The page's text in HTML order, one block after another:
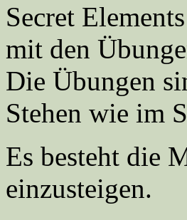
Secret
mit den
Die Übungen
Stehen wie im
Es besteht die
einzusteigen.